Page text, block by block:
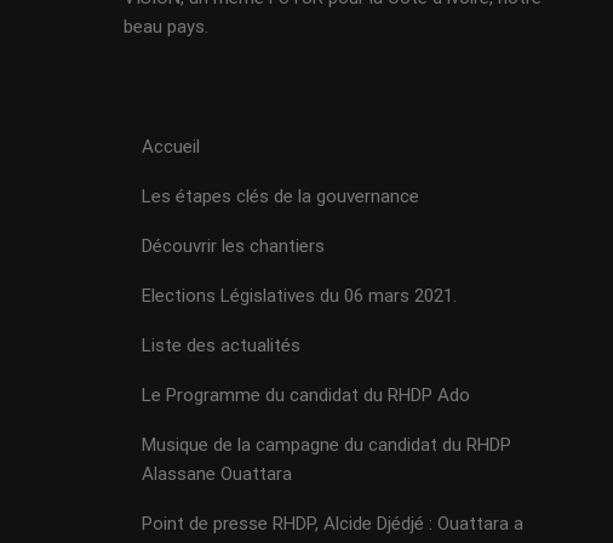
beau pays.
Accueil
Les étapes clés de la gouvernance
Découvrir les chantiers
Elections Législatives du 06 mars 2021.
Liste des actualités
Le Programme du candidat du RHDP Ado
Musique de la campagne du candidat du RHDP
Alassane Ouattara
Point de presse RHDP, Alcide Djédjé : Ouattara a